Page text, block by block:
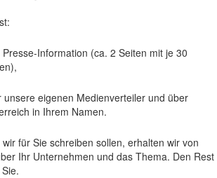
Information (ca. 2 Seiten mit je 30
unsere eigenen Medienverteiler und über
in Ihrem Namen.
für Sie schreiben sollen, erhalten wir von
Ihr Unternehmen und das Thema. Den Rest